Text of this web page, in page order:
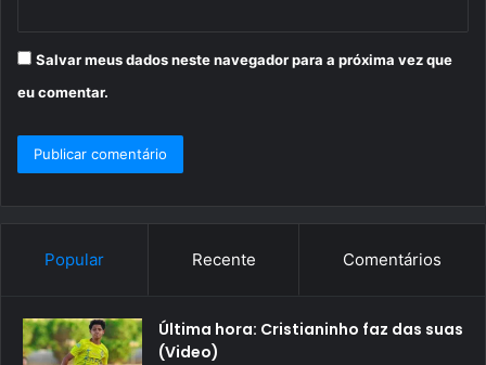
Salvar meus dados neste navegador para a próxima vez que
eu comentar.
Popular Recente Comentários
Última hora: Cristianinho faz das suas
(Video)